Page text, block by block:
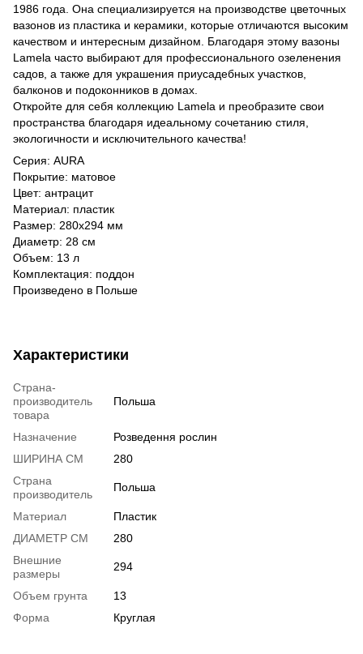
1986 года. Она специализируется на производстве цветочных
вазонов из пластика и керамики, которые отличаются высоким
качеством и интересным дизайном. Благодаря этому вазоны
Lamela часто выбирают для профессионального озеленения
садов, а также для украшения приусадебных участков,
балконов и подоконников в домах.
Откройте для себя коллекцию Lamela и преобразите свои
пространства благодаря идеальному сочетанию стиля,
экологичности и исключительного качества!
Серия: AURA
Покрытие: матовое
Цвет: антрацит
Материал: пластик
Размер: 280x294 мм
Диаметр: 28 см
Объем: 13 л
Комплектация: поддон
Произведено в Польше
Характеристики
Страна-
производитель
товара
Польша
Назначение
Розведення рослин
ШИРИНА СМ
280
Страна
производитель
Польша
Материал
Пластик
ДИАМЕТР СМ
280
Внешние
размеры
294
Объем грунта
13
Форма
Круглая